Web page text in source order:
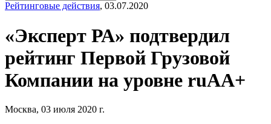
Рейтинговые действия, 03.07.2020
«Эксперт РА» подтвердил
рейтинг Первой Грузовой
Компании на уровне ruAA+
Москва, 03 июля 2020 г.